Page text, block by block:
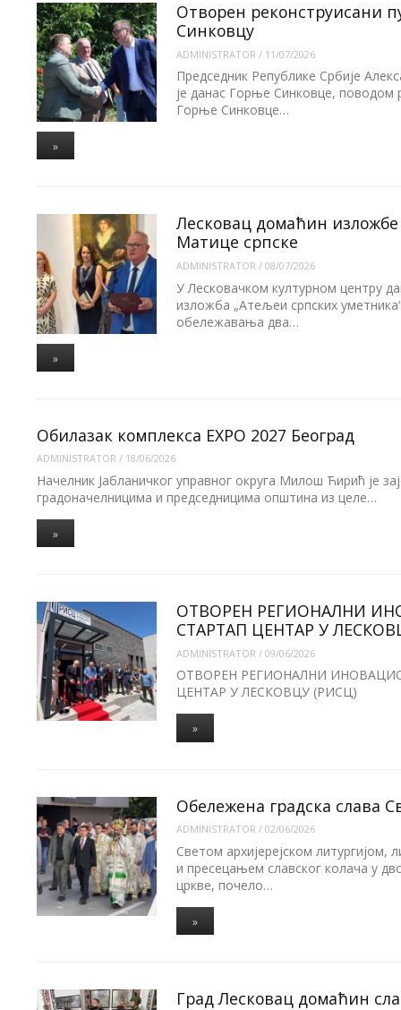
Отворен реконструисани
Синковцу
ADMINISTRATOR / 11/07/2026
Председник Републике Србије
је данас Горње Синковце, поводом
Горње Синковце…
»
Лесковац домаћин изложбе
Матице српске
ADMINISTRATOR / 08/07/2026
У Лесковачком културном центру
изложба „Атељеи српских
обележавања два…
»
Обилазак комплекса EXPO 2027 Београд
ADMINISTRATOR / 18/06/2026
Начелник Јабланичког управног округа Милош Ћирић је
градоначелницима и председницима општина из целе…
»
ОТВОРЕН РЕГИОНАЛНИ
СТАРТАП ЦЕНТАР У
ADMINISTRATOR / 09/06/2026
ОТВОРЕН РЕГИОНАЛНИ
ЦЕНТАР У ЛЕСКОВЦУ (РИСЦ)
»
Обележена градска слава
ADMINISTRATOR / 02/06/2026
Светом архијерејском литургијом,
и пресецањем славског колача у
цркве, почело…
»
Град Лесковац домаћин